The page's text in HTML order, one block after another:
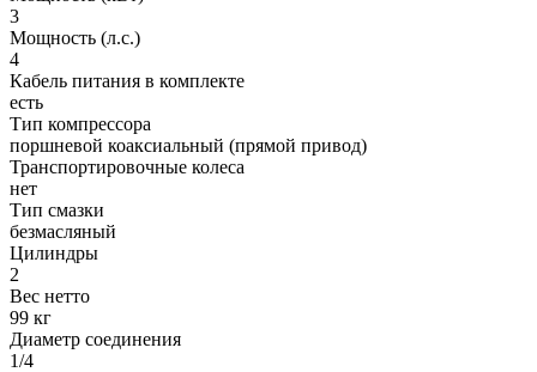
3
Мощность (л.с.)
4
Кабель питания в комплекте
есть
Тип компрессора
поршневой коаксиальный (прямой привод)
Транспортировочные колеса
нет
Тип смазки
безмасляный
Цилиндры
2
Вес нетто
99 кг
Диаметр соединения
1/4